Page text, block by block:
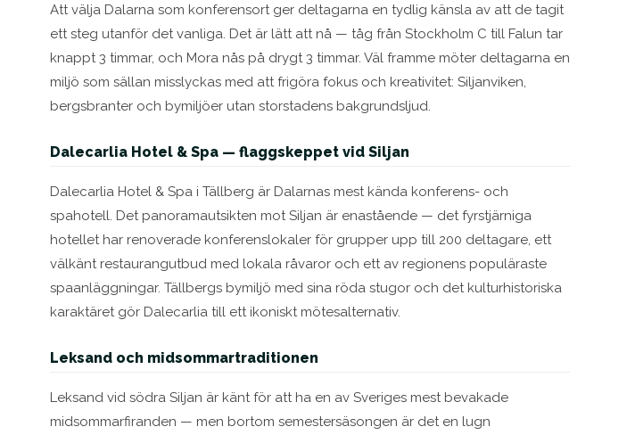
Att välja Dalarna som konferensort ger deltagarna en tydlig känsla av att de tagit
ett steg utanför det vanliga. Det är lätt att nå — tåg från Stockholm C till Falun tar
knappt 3 timmar, och Mora nås på drygt 3 timmar. Väl framme möter deltagarna en
miljö som sällan misslyckas med att frigöra fokus och kreativitet: Siljanviken,
bergsbranter och bymiljöer utan storstadens bakgrundsljud.
Dalecarlia Hotel & Spa — flaggskeppet vid Siljan
Dalecarlia Hotel & Spa i Tällberg är Dalarnas mest kända konferens- och
spahotell. Det panoramautsikten mot Siljan är enastående — det fyrstjärniga
hotellet har renoverade konferenslokaler för grupper upp till 200 deltagare, ett
välkänt restaurangutbud med lokala råvaror och ett av regionens populäraste
spaanläggningar. Tällbergs bymiljö med sina röda stugor och det kulturhistoriska
karaktäret gör Dalecarlia till ett ikoniskt mötesalternativ.
Leksand och midsommartraditionen
Leksand vid södra Siljan är känt för att ha en av Sveriges mest bevakade
midsommarfiranden — men bortom semestersäsongen är det en lugn